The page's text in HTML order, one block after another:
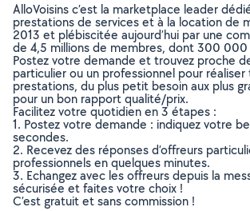
AlloVoisins c’est la marketplace leader
prestations de services et à la location de
2013 et plébiscitée aujourd’hui par une
de 4,5 millions de membres, dont 300 000
Postez votre demande et trouvez proche
particulier ou un professionnel pour
prestations, du plus petit besoin aux plus
pour un bon rapport qualité/prix.
Facilitez votre quotidien en 3 étapes :
1. Postez votre demande : indiquez votre
secondes.
2. Recevez des réponses d’offreurs
professionnels en quelques minutes.
3. Echangez avec les offreurs depuis la
sécurisée et faites votre choix !
C’est gratuit et sans commission !